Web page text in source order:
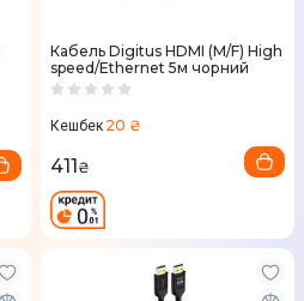
Кабель Digitus HDMI (M/F) High
speed/Ethernet 5м чорний
Кешбек 20 ₴
411 ₴